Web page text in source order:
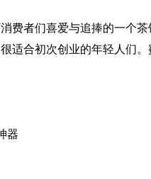
者们喜爱与追捧的一个茶
适合初次创业的年轻人们
器